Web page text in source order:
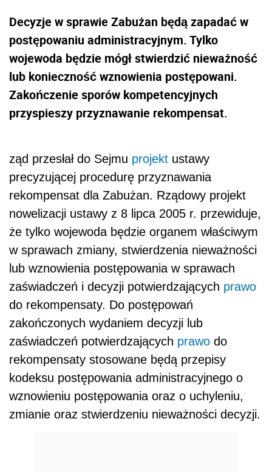
Decyzje w sprawie Zabużan będą zapadać w
postępowaniu administracyjnym. Tylko
wojewoda będzie mógł stwierdzić nieważność
lub konieczność wznowienia postępowani.
Zakończenie sporów kompetencyjnych
przyspieszy przyznawanie rekompensat.
ząd przesłał do Sejmu projekt ustawy
precyzującej procedurę przyznawania
rekompensat dla Zabużan. Rządowy projekt
nowelizacji ustawy z 8 lipca 2005 r. przewiduje,
że tylko wojewoda będzie organem właściwym
w sprawach zmiany, stwierdzenia nieważności
lub wznowienia postępowania w sprawach
zaświadczeń i decyzji potwierdzających prawo
do rekompensaty. Do postępowań
zakończonych wydaniem decyzji lub
zaświadczeń potwierdzających prawo do
rekompensaty stosowane będą przepisy
kodeksu postępowania administracyjnego o
wznowieniu postępowania oraz o uchyleniu,
zmianie oraz stwierdzeniu nieważności decyzji.